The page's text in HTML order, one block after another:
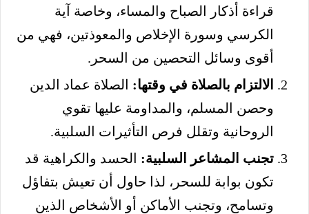
قراءة أذكار الصباح والمساء، وخاصة آية
الكرسي وسورة الإخلاص والمعوذتين، فهي من
أقوى وسائل التحصين من السحر.
الالتزام بالصلاة في وقتها: الصلاة عماد الدين
وحصن المسلم، والمداومة عليها تقوي
الروحانية وتقلل فرص التأثيرات السلبية.
تجنب المشاعر السلبية: الحسد والكراهية قد
تكون بوابة للسحر، لذا حاول أن تعيش بتفاؤل
وتسامح، وتجنب الأماكن أو الأشخاص الذين